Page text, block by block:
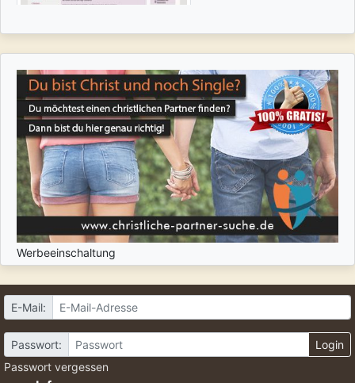
Werbeeinschaltung
E-Mail:
Passwort:
Login
Passwort vergessen